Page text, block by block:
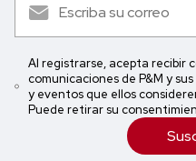
Al registrarse, acepta recibir
comunicaciones de P&M y
y eventos que ellos
Puede retirar su